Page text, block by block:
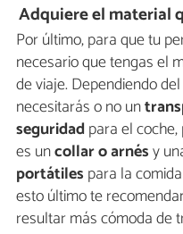
Adquiere el material
Por último, para que tu
necesario que tengas el
de viaje. Dependiendo
necesitarás o no un
seguridadpara el
es uncollar o arnésy
portátiles para la
esto último te
resultar más cómoda de